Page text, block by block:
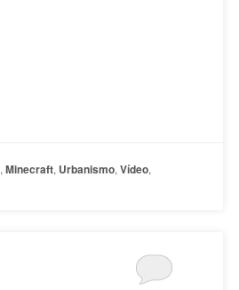
,Minecraft, Urbanismo,Vídeo,